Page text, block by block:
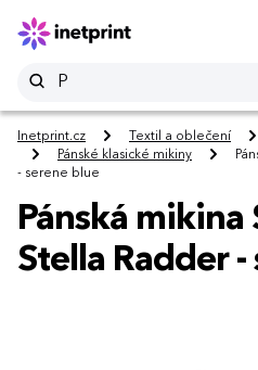
Inetprint.cz Textil a oblečení
Pánské klasické mikiny
- serene blue
Pánská mikina
Stella Radder